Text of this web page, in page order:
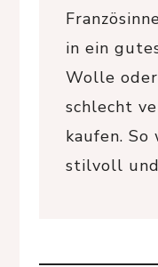
in ein
Wolle
schlecht
kaufen.
stilvoll